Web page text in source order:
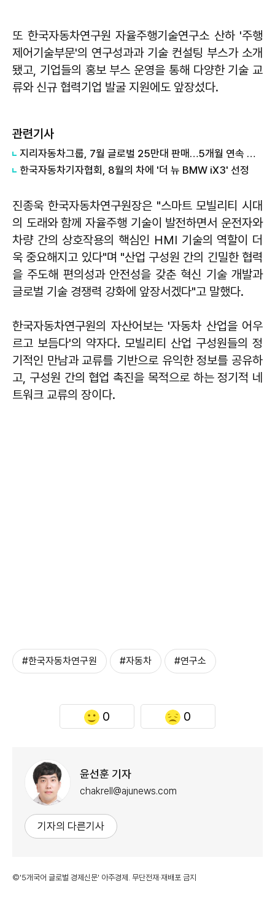
또 한국자동차연구원 자율주행기술연구소 산하 '주행
제어기술부문'의 연구성과과 기술 컨설팅 부스가 소개
됐고, 기업들의 홍보 부스 운영을 통해 다양한 기술 교
류와 신규 협력기업 발굴 지원에도 앞장섰다.
관련기사
지리자동차그룹, 7월 글로벌 25만대 판매…5개월 연속 증가
한국자동차기자협회, 8월의 차에 '더 뉴 BMW iX3' 선정
진종욱 한국자동차연구원장은 "스마트 모빌리티 시대
의 도래와 함께 자율주행 기술이 발전하면서 운전자와
차량 간의 상호작용의 핵심인 HMI 기술의 역할이 더
욱 중요해지고 있다"며 "산업 구성원 간의 긴밀한 협력
을 주도해 편의성과 안전성을 갖춘 혁신 기술 개발과
글로벌 기술 경쟁력 강화에 앞장서겠다"고 말했다.
한국자동차연구원의 자산어보는 '자동차 산업을 어우
르고 보듬다'의 약자다. 모빌리티 산업 구성원들의 정
기적인 만남과 교류를 기반으로 유익한 정보를 공유하
고, 구성원 간의 협업 촉진을 목적으로 하는 정기적 네
트워크 교류의 장이다.
#한국자동차연구원 #자동차 #연구소
0 0
윤선훈 기자
chakrell@ajunews.com
기자의 다른기사
©'5개국어 글로벌 경제신문' 아주경제. 무단전재·재배포 금지